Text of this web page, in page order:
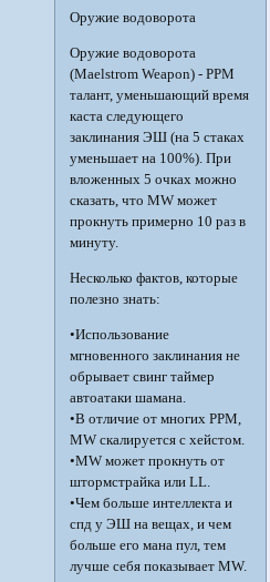
Оружие водоворота
Оружие водоворота
(Maelstrom Weapon) - PPM
талант, уменьшающий время
каста следующего
заклинания ЭШ (на 5 стаках
уменьшает на 100%). При
вложенных 5 очках можно
сказать, что MW может
прокнуть примерно 10 раз в
минуту.
Несколько фактов, которые
полезно знать:
•Использование
мгновенного заклинания не
обрывает свинг таймер
автоатаки шамана.
•В отличие от многих PPM,
MW скалируется с хейстом.
•MW может прокнуть от
штормстрайка или LL.
•Чем больше интеллекта и
спд у ЭШ на вещах, и чем
больше его мана пул, тем
лучше себя показывает MW.